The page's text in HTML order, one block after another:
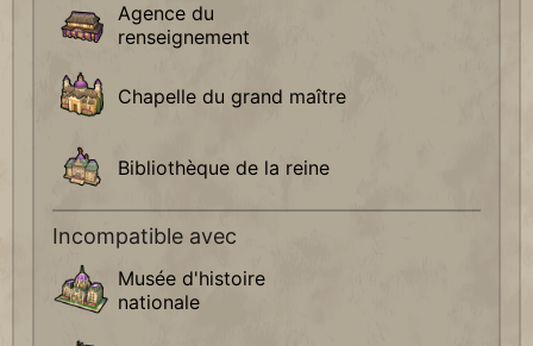
Agence du
renseignement
Chapelle du grand maître
Bibliothèque de la reine
Incompatible avec
Musée d'histoire
nationale